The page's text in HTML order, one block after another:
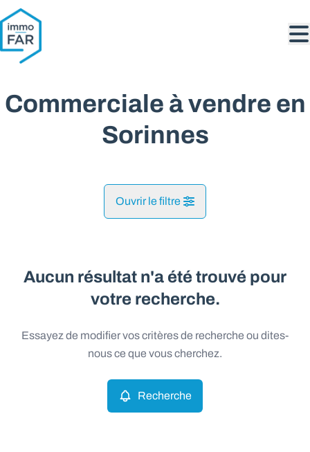
Aller au contenu principal
Commerciale à vendre en
Sorinnes
Ouvrir le filtre
Sorinnes (5503) Remove
Commerciale Remove
Vue de la carte
Recherche Trier par
Aucun résultat n'a été trouvé pour
votre recherche.
Essayez de modifier vos critères de recherche ou dites-
nous ce que vous cherchez.
Recherche